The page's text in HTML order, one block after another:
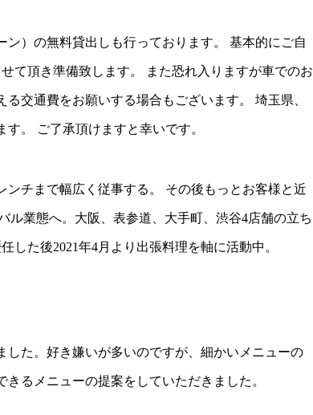
ン）の無料貸出しも行っております。 基本的にご自
て頂き準備致します。 また恐れ入りますが車でのお
交通費をお願いする場合もございます。 埼玉県、
。 ご了承頂けますと幸いです。
ンチまで幅広く従事する。 その後もっとお客様と近
ル業態へ。大阪、表参道、大手町、渋谷4店舗の立ち
した後2021年4月より出張料理を軸に活動中。
した。好き嫌いが多いのですが、細かいメニューの
るメニューの提案をしていただきました。